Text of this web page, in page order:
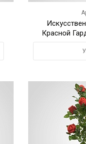
Красной